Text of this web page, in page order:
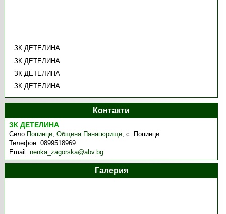
ЗК ДЕТЕЛИНА
ЗК ДЕТЕЛИНА
ЗК ДЕТЕЛИНА
ЗК ДЕТЕЛИНА
Контакти
ЗК ДЕТЕЛИНА
Село Попинци,Община Панагюрище,с. Попинци
Телефон:0899518969
Email:nenka_zagorska@abv.bg
Галерия